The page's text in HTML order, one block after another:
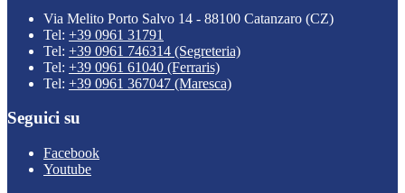
Via Melito Porto Salvo 14 - 88100 Catanzaro (CZ)
Tel: +39 0961 31791
Tel: +39 0961 746314 (Segreteria)
Tel: +39 0961 61040 (Ferraris)
Tel: +39 0961 367047 (Maresca)
Seguici su
Facebook
Youtube